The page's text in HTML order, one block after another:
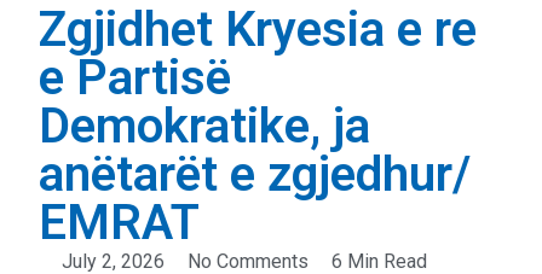
Zgjidhet Kryesia e re
e Partisë
Demokratike, ja
anëtarët e zgjedhur/
EMRAT
July 2, 2026 No Comments 6 Min Read